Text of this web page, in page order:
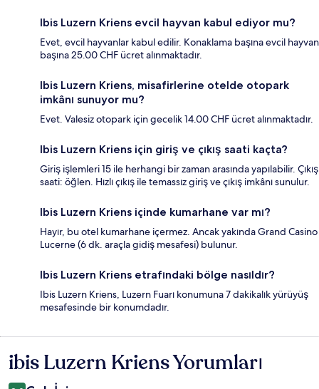
Ibis Luzern Kriens evcil hayvan kabul ediyor mu?
Evet, evcil hayvanlar kabul edilir. Konaklama başına evcil hayvan
başına 25.00 CHF ücret alınmaktadır.
Ibis Luzern Kriens, misafirlerine otelde otopark
imkânı sunuyor mu?
Evet. Valesiz otopark için gecelik 14.00 CHF ücret alınmaktadır.
Ibis Luzern Kriens için giriş ve çıkış saati kaçta?
Giriş işlemleri 15 ile herhangi bir zaman arasında yapılabilir. Çıkış
saati: öğlen. Hızlı çıkış ile temassız giriş ve çıkış imkânı sunulur.
Ibis Luzern Kriens içinde kumarhane var mı?
Hayır, bu otel kumarhane içermez. Ancak yakında Grand Casino
Lucerne (6 dk. araçla gidiş mesafesi) bulunur.
Ibis Luzern Kriens etrafındaki bölge nasıldır?
Ibis Luzern Kriens, Luzern Fuarı konumuna 7 dakikalık yürüyüş
mesafesinde bir konumdadır.
Yorumlar
ibis Luzern Kriens Yorumları